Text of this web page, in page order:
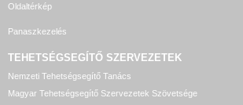
Oldaltérkép
Panaszkezelés
TEHETSÉGSEGÍTŐ SZERVEZETEK
Nemzeti Tehetségsegítő Tanács
Magyar Tehetségsegítő Szervezetek Szövetsége